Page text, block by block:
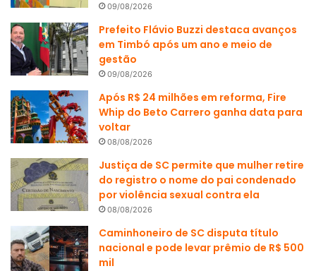
09/08/2026
Prefeito Flávio Buzzi destaca avanços
em Timbó após um ano e meio de
gestão
09/08/2026
Após R$ 24 milhões em reforma, Fire
Whip do Beto Carrero ganha data para
voltar
08/08/2026
Justiça de SC permite que mulher retire
do registro o nome do pai condenado
por violência sexual contra ela
08/08/2026
Caminhoneiro de SC disputa título
nacional e pode levar prêmio de R$ 500
mil